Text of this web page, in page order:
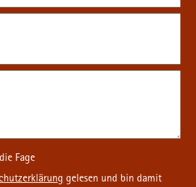
gelesen und bin damit